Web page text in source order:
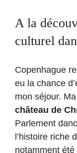
A la
culturel
Copenhague
eu la chance
mon séjour.
château de
Parlement
l’histoire riche
notamment